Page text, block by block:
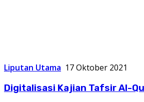
Liputan Utama 17 Oktober 2021
Digitalisasi Kajian Tafsir Al-